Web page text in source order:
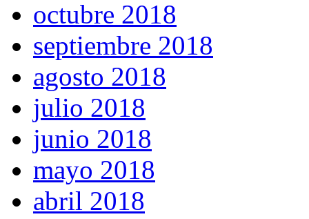
octubre 2018
septiembre 2018
agosto 2018
julio 2018
junio 2018
mayo 2018
abril 2018